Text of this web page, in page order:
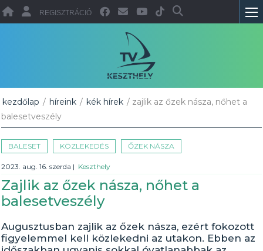
REGISZTRÁCIÓ
kezdőlap / híreink / kék hírek / zajlik az őzek násza, nőhet a
balesetveszély
BALESET KÖZLEKEDÉS ŐZEK NÁSZA
2023. aug. 16. szerda | Keszthely
Zajlik az őzek násza, nőhet a
balesetveszély
Augusztusban zajlik az őzek násza, ezért fokozott
figyelemmel kell közlekedni az utakon. Ebben az